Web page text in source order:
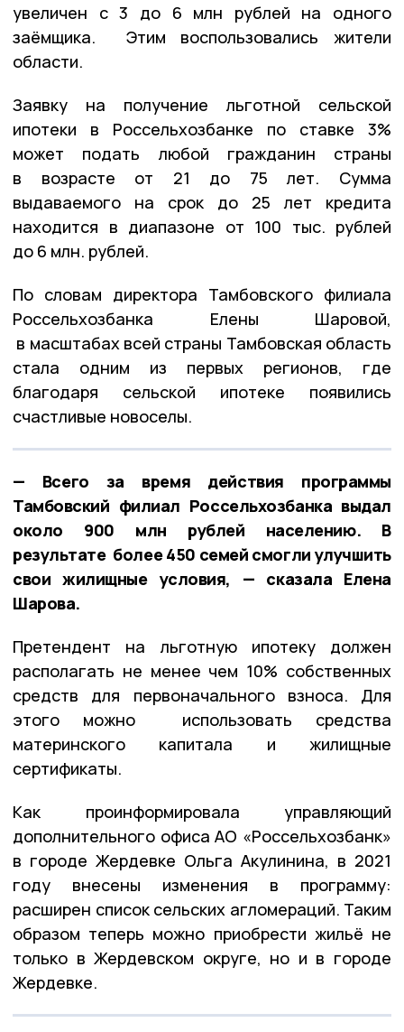
увеличен с 3 до 6 млн рублей на одного
заёмщика. Этим воспользовались жители
области.
Заявку на получение льготной сельской
ипотеки в Россельхозбанке по ставке 3%
может подать любой гражданин страны
в возрасте от 21 до 75 лет. Сумма
выдаваемого на срок до 25 лет кредита
находится в диапазоне от 100 тыс. рублей
до 6 млн. рублей.
По словам директора Тамбовского филиала
Россельхозбанка Елены Шаровой,
в масштабах всей страны Тамбовская область
стала одним из первых регионов, где
благодаря сельской ипотеке появились
счастливые новоселы.
— Всего за время действия программы
Тамбовский филиал Россельхозбанка выдал
около 900 млн рублей населению. В
результате более 450 семей смогли улучшить
свои жилищные условия, — сказала Елена
Шарова.
Претендент на льготную ипотеку должен
располагать не менее чем 10% собственных
средств для первоначального взноса. Для
этого можно использовать средства
материнского капитала и жилищные
сертификаты.
Как проинформировала управляющий
дополнительного офиса АО «Россельхозбанк»
в городе Жердевке Ольга Акулинина, в 2021
году внесены изменения в программу:
расширен список сельских агломераций. Таким
образом теперь можно приобрести жильё не
только в Жердевском округе, но и в городе
Жердевке.